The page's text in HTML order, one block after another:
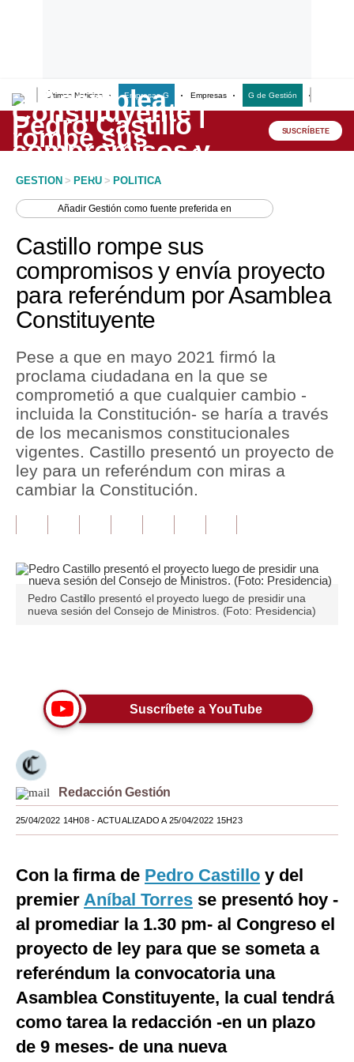
Últimas Noticias Empresas G Empresas G de Gestión
Lo último
Peru Quiosco
Economía
Mercados
Perú
Política
Tu Dinero
Finanzas Personales
Inmobiliarias
Plus G
Pregunta de hoy
Blogs
Viajes
Moda
Estilos
Mundo
EEUU
Internacional
Tecnología
G de Gestión
SUSCRÍBETE
GESTION > PERU > POLITICA
AñadirGestión como fuente preferida en
Castillo rompe sus
compromisos y envía proyecto
para referéndum por Asamblea
Constituyente
Pese a que en mayo 2021 firmó la
proclama ciudadana en la que se
comprometió a que cualquier cambio -
incluida la Constitución- se haría a través
de los mecanismos constitucionales
vigentes. Castillo presentó un proyecto de
ley para un referéndum con miras a
cambiar la Constitución.
Pedro Castillo presentó el proyecto luego de presidir una
nueva sesión del Consejo de Ministros. (Foto: Presidencia)
Suscríbete a YouTube
Redacción Gestión
25/04/2022 14H08- ACTUALIZADO A 25/04/2022 15H23
Con la firma de Pedro Castillo y del
premier Aníbal Torres se presentó hoy -
al promediar la 1.30 pm- al Congreso el
proyecto de ley para que se someta a
referéndum la convocatoria una
Asamblea Constituyente, la cual tendrá
como tarea la redacción -en un plazo
de 9 meses- de una nueva